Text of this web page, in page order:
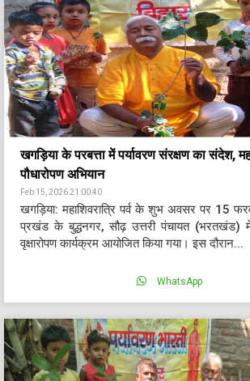
खगड़िया के परबत्ता में पर्यावरण संरक्षण का संदेश,
पौधारोपण अभियान
Feb 15, 2026 21:00:40
खगड़िया: महाशिवरात्रि पर्व के शुभ अवसर पर 15
प्रखंड के बुद्धनगर, सौढ़ उत्तरी पंचायत (भरतखंड) में
वृक्षारोपण कार्यक्रम आयोजित किया गया। इस दौरान...
WhatsApp